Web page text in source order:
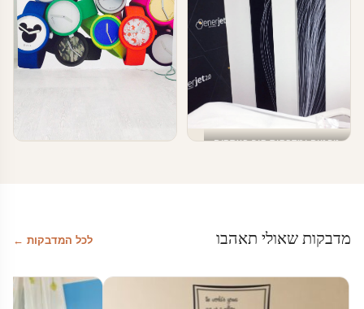
טפטים ומדבקות קיר בעסקים
מדבקות שאולי תאהבו לכל המדבקות ←